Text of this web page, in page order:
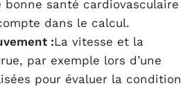
bonne santé cardiovasculaire
dans le calcul.
:La vitesse et la
par exemple lors d’une
pour évaluer la condition